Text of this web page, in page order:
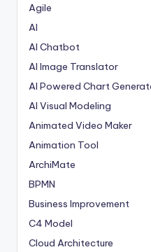
Agile
AI
AI Chatbot
AI Image Translator
AI Powered Chart
AI Visual Modeling
Animated Video Maker
Animation Tool
ArchiMate
BPMN
Business Improvement
C4 Model
Cloud Architecture